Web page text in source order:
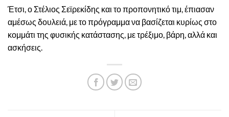
Έτσι, ο Στέλιος Σεϊρεκίδης και το προπονητικό τιμ, έπιασαν
αμέσως δουλειά, με το πρόγραμμα να βασίζεται κυρίως στο
κομμάτι της φυσικής κατάστασης, με τρέξιμο, βάρη, αλλά και
ασκήσεις.